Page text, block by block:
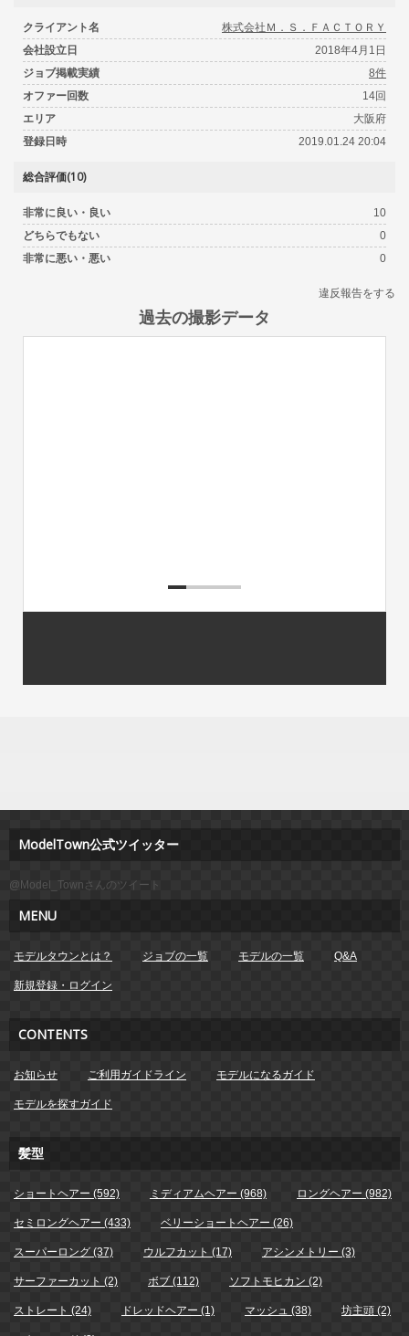
クライアント名
株式会社Ｍ．Ｓ．ＦＡＣＴＯＲＹ
会社設立日
2018年4月1日
ジョブ掲載実績
8件
オファー回数
14回
エリア
大阪府
登録日時
2019.01.24 20:04
総合評価(10)
非常に良い・良い
10
どちらでもない
0
非常に悪い・悪い
0
違反報告をする
過去の撮影データ
ModelTown公式ツイッター
@Model_Townさんのツイート
MENU
モデルタウンとは？ ジョブの一覧 モデルの一覧 Q&A
新規登録・ログイン
CONTENTS
お知らせ ご利用ガイドライン モデルになるガイド
モデルを探すガイド
髪型
ショートヘアー (592) ミディアムヘアー (968) ロングヘアー (982)
セミロングヘアー (433) ベリーショートヘアー (26)
スーパーロング (37) ウルフカット (17) アシンメトリー (3)
サーファーカット (2) ボブ (112) ソフトモヒカン (2)
ストレート (24) ドレッドヘアー (1) マッシュ (38) 坊主頭 (2)